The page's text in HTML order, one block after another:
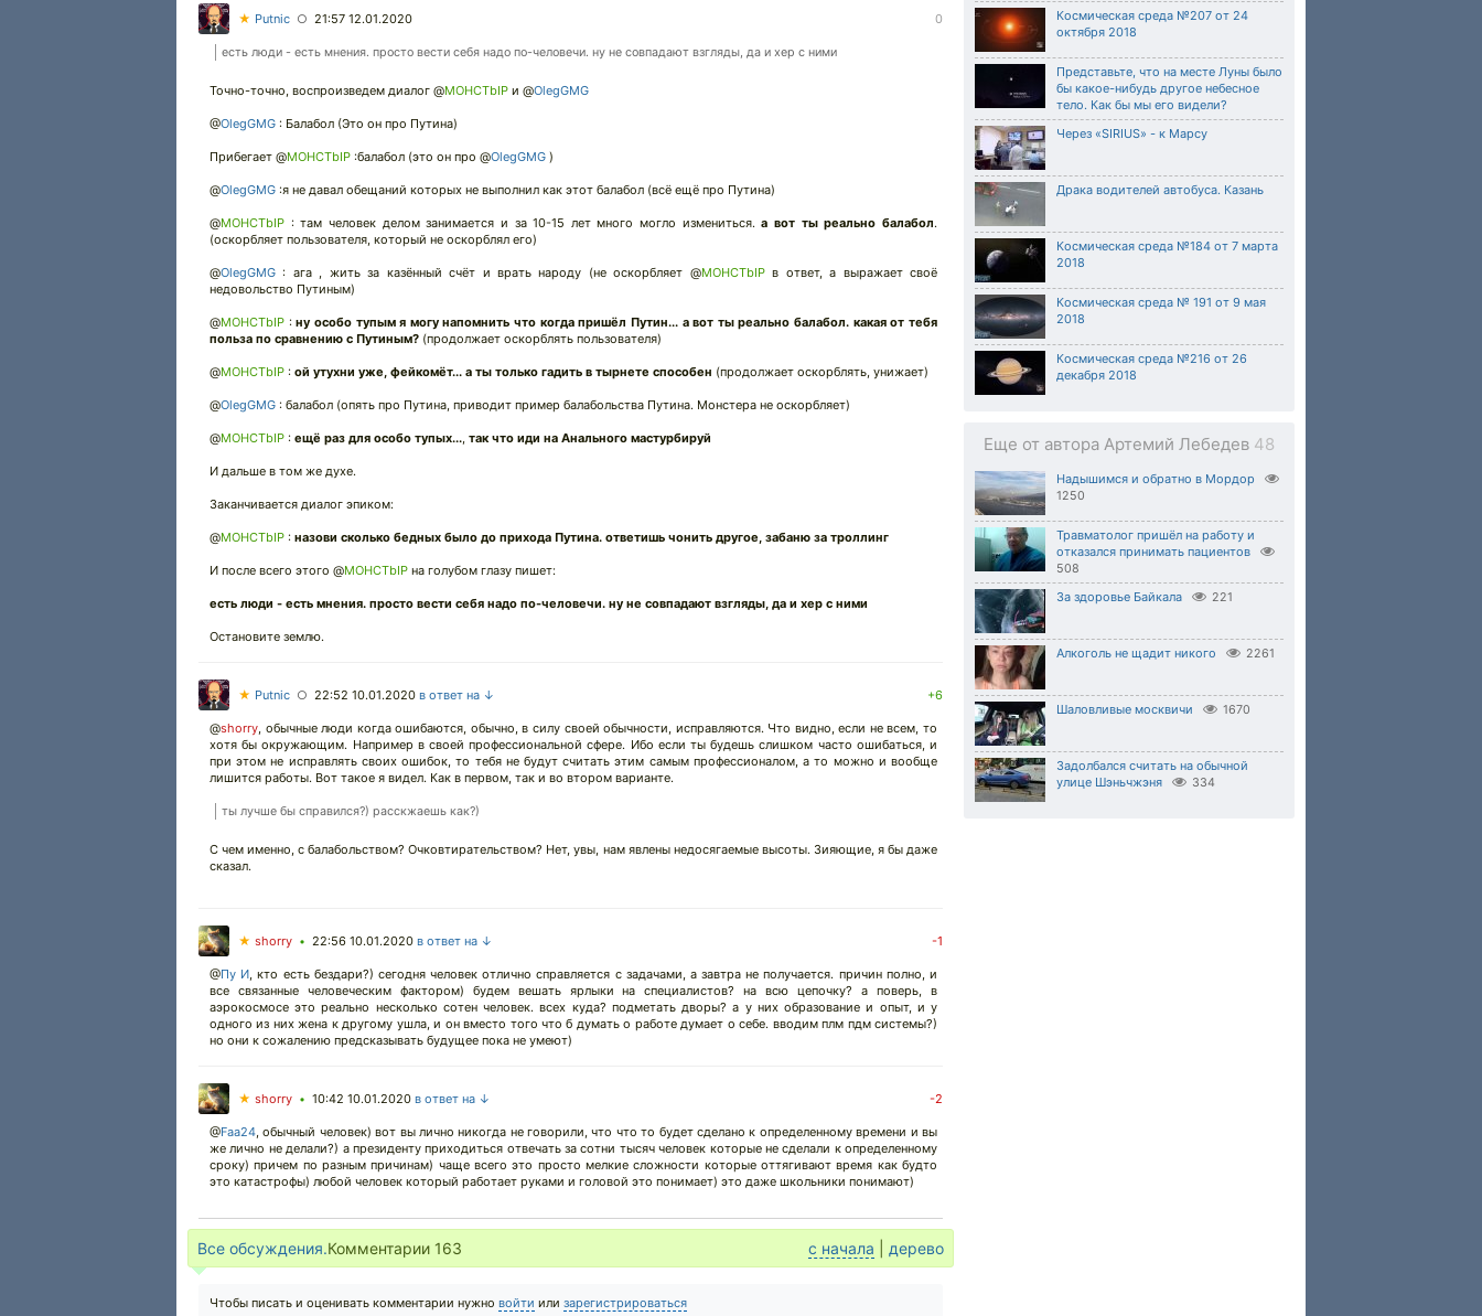
Космическая среда №207 от 24
октября 2018
Представьте, что на месте Луны было
бы какое-нибудь другое небесное
тело. Как бы мы его видели?
Через «SIRIUS» - к Марсу
Драка водителей автобуса. Казань
Космическая среда №184 от 7 марта
2018
Космическая среда № 191 от 9 мая
2018
Космическая среда №216 от 26
декабря 2018
Еще от автора Артемий Лебедев 48
Надышимся и обратно в Мордор
1250
Травматолог пришёл на работу и
отказался принимать пациентов
508
За здоровье Байкала 221
Алкоголь не щадит никого 2261
Шаловливые москвичи 1670
Задолбался считать на обычной
улице Шэньчжэня
334
★ Putnic ○ 21:57 12.01.2020 0
есть люди - есть мнения. просто вести себя надо по-человечи. ну не совпадают взгляды, да и хер с ними
Точно-точно, воспроизведем диалог @MOHCTbIP и @OlegGMG
@OlegGMG : Балабол (Это он про Путина)
Прибегает @MOHCTbIP :балабол (это он про @OlegGMG )
@OlegGMG :я не давал обещаний которых не выполнил как этот балабол (всё ещё про Путина)
@MOHCTbIP : там человек делом занимается и за 10-15 лет много могло измениться.а вот ты реально балабол.
(оскорбляет пользователя, который не оскорблял его)
@OlegGMG : ага , жить за казённый счёт и врать народу (не оскорбляет @MOHCTbIPв ответ, а выражает своё
недовольство Путиным)
@MOHCTbIP :ну особо тупым я могу напомнить что когда пришёл Путин... а вот ты реально балабол. какая от тебя
польза по сравнению с Путиным? (продолжает оскорблять пользователя)
@MOHCTbIP : ой утухни уже, фейкомёт... а ты только гадить в тырнете способен (продолжает оскорблять, унижает)
@OlegGMG : балабол (опять про Путина, приводит пример балабольства Путина. Монстера не оскорбляет)
@MOHCTbIP : ещё раз для особо тупых..., так что иди на Анального мастурбируй
И дальше в том же духе.
Заканчивается диалог эпиком:
@MOHCTbIP : назови сколько бедных было до прихода Путина. ответишь чонить другое, забаню за троллинг
И после всего этого @MOHCTbIP на голубом глазу пишет:
есть люди - есть мнения. просто вести себя надо по-человечи. ну не совпадают взгляды, да и хер с ними
Остановите землю.
★ Putnic ○ 22:52 10.01.2020 в ответ на ↓ +6
@shorry, обычные люди когда ошибаются, обычно, в силу своей обычности, исправляются. Что видно, если не всем, то
хотя бы окружающим. Например в своей профессиональной сфере. Ибо если ты будешь слишком часто ошибаться, и
при этом не исправлять своих ошибок, то тебя не будут считать этим самым профессионалом, а то можно и вообще
лишится работы. Вот такое я видел. Как в первом, так и во втором варианте.
ты лучше бы справился?) расскжаешь как?)
С чем именно, с балабольством? Очковтирательством? Нет, увы, нам явлены недосягаемые высоты. Зияющие, я бы даже
сказал.
★ shorry • 22:56 10.01.2020 в ответ на ↓ -1
@Пу И, кто есть бездари?) сегодня человек отлично справляется с задачами, а завтра не получается. причин полно, и
все связанные человеческим фактором) будем вешать ярлыки на специалистов? на всю цепочку? а поверь, в
аэрокосмосе это реально несколько сотен человек. всех куда? подметать дворы? а у них образование и опыт, и у
одного из них жена к другому ушла, и он вместо того что б думать о работе думает о себе. вводим плм пдм системы?)
но они к сожалению предсказывать будущее пока не умеют)
★ shorry • 10:42 10.01.2020 в ответ на ↓ -2
@Faa24, обычный человек) вот вы лично никогда не говорили, что что то будет сделано к определенному времени и вы
же лично не делали?) а президенту приходиться отвечать за сотни тысяч человек которые не сделали к определенному
сроку) причем по разным причинам) чаще всего это просто мелкие сложности которые оттягивают время как будто
это катастрофы) любой человек который работает руками и головой это понимает) это даже школьники понимают)
Все обсуждения.Комментарии 163 с начала дерево
Чтобы писать и оценивать комментарии нужно войти или зарегистрироваться